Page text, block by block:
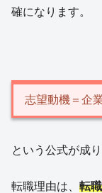
確になります。
志望動機＝企
という公式が成
転職理由は、 転